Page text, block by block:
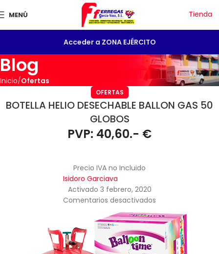
MENÚ Tienda
Acceder a ZONA EJÉRCITO
Blog
Inicio Ofertas
OFERTAS
BOTELLA HELIO DESECHABLE BALLON GAS 50
GLOBOS
PVP: 40,60.- €
Precio IVA no Incluido
Isidoro Garciava
Activado 3 febrero, 2020
Comentarios desactivados